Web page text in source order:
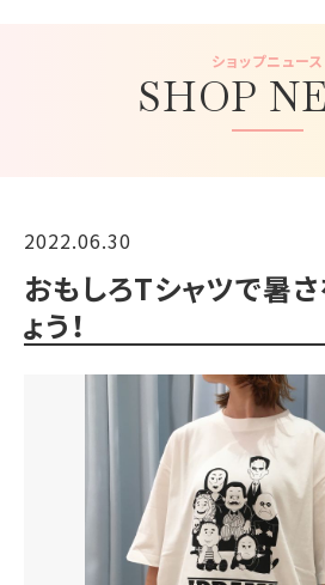
SHOP
ショップニュース
2022.06.30
おもしろTシャツで暑
ょう！